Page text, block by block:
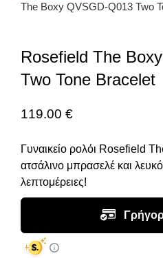
The Boxy QVSGD-Q013 Two
Rosefield The
Two Tone Bracelet
119.00 €
Γυναικείο ρολόι Rosefield
ατσάλινο μπρασελέ και
λεπτομέρειες!